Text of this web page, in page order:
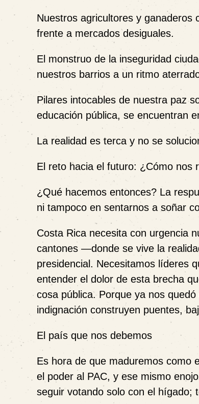
Nuestros agricultores y ganaderos
frente a mercados desiguales.
El monstruo de la inseguridad
nuestros barrios a un ritmo
Pilares intocables de nuestra paz
educación pública, se encuentran
La realidad es terca y no se
El reto hacia el futuro: ¿Cómo nos
¿Qué hacemos entonces? La
ni tampoco en sentarnos a soñar
Costa Rica necesita con urgencia
cantones —donde se vive la
presidencial. Necesitamos líderes
entender el dolor de esta brecha
cosa pública. Porque ya nos
indignación construyen puentes,
El país que nos debemos
Es hora de que maduremos como
el poder al PAC, y ese mismo
seguir votando solo con el hígado;